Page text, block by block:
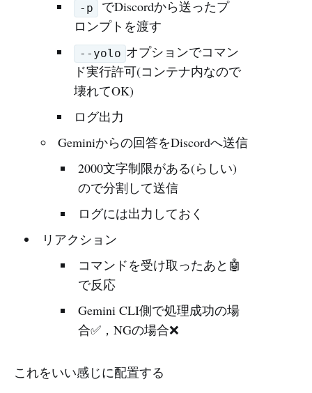
-p
でDiscordから送ったプ
ロンプトを渡す
--yolo オプションでコマン
ド実行許可(コンテナ内なので
壊れてOK)
ログ出力
Geminiからの回答をDiscordへ送信
2000文字制限がある(らしい)
ので分割して送信
ログには出力しておく
リアクション
コマンドを受け取ったあと🤖
で反応
Gemini CLI側で処理成功の場
合✅，NGの場合❌
これをいい感じに配置する